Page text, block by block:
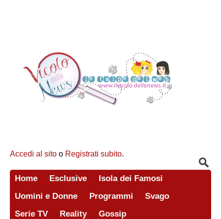
Accedi al sito o Registrati subito.
Home Esclusive
Isola dei Famosi
Uomini e Donne
Programmi
Svago
Serie TV
Reality Gossip